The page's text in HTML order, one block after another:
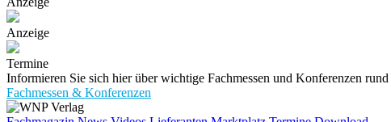
Anzeige
Termine
Informieren Sie sich hier über wichtige Fachmessen und Konferenzen
Fachmessen & Konferenzen